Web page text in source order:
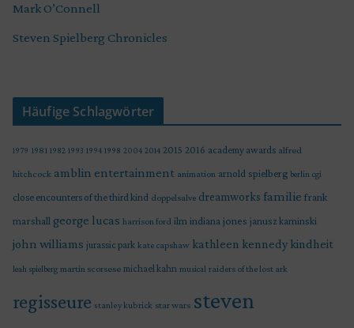
Mark O’Connell
Steven Spielberg Chronicles
Häufige Schlagwörter
1979 1981 1982 1993 1994 1998 2004 2014 2015 2016 academy awards alfred
hitchcock amblin entertainment animation arnold spielberg berlin cgi
close encounters of the third kind doppelsalve dreamworks familie frank
marshall george lucas harrison ford ilm indiana jones janusz kaminski
john williams jurassic park kate capshaw kathleen kennedy kindheit
leah spielberg martin scorsese michael kahn musical raiders of the lost ark
regisseure stanley kubrick star wars steven